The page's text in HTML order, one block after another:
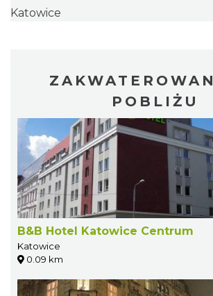
Katowice
POBLIŻU
B&B Hotel Katowice Centrum
Katowice
0.09 km